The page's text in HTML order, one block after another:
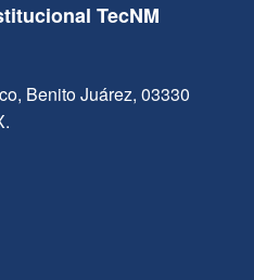
TecNM
Benito Juárez, 03330